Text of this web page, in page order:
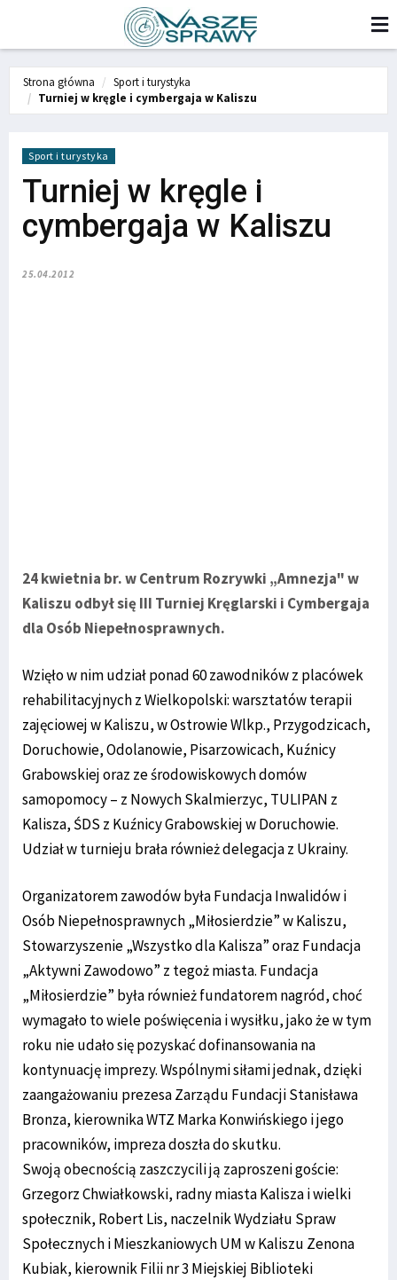
Strona główna
Sport i turystyka
Turniej w kręgle i cymbergaja w Kaliszu
Sport i turystyka
Turniej w kręgle i
cymbergaja w Kaliszu
25.04.2012
24 kwietnia br. w Centrum Rozrywki „Amnezja" w
Kaliszu odbył się III Turniej Kręglarski i Cymbergaja
dla Osób Niepełnosprawnych.
Wzięło w nim udział ponad 60 zawodników z placówek
rehabilitacyjnych z Wielkopolski: warsztatów terapii
zajęciowej w Kaliszu, w Ostrowie Wlkp., Przygodzicach,
Doruchowie, Odolanowie, Pisarzowicach, Kuźnicy
Grabowskiej oraz ze środowiskowych domów
samopomocy – z Nowych Skalmierzyc, TULIPAN z
Kalisza, ŚDS z Kuźnicy Grabowskiej w Doruchowie.
Udział w turnieju brała również delegacja z Ukrainy.
Organizatorem zawodów była Fundacja Inwalidów i
Osób Niepełnosprawnych „Miłosierdzie” w Kaliszu,
Stowarzyszenie „Wszystko dla Kalisza” oraz Fundacja
„Aktywni Zawodowo” z tegoż miasta. Fundacja
„Miłosierdzie” była również fundatorem nagród, choć
wymagało to wiele poświęcenia i wysiłku, jako że w tym
roku nie udało się pozyskać dofinansowania na
kontynuację imprezy. Wspólnymi siłami jednak, dzięki
zaangażowaniu prezesa Zarządu Fundacji Stanisława
Bronza, kierownika WTZ Marka Konwińskiego i jego
pracowników, impreza doszła do skutku.
Swoją obecnością zaszczycili ją zaproszeni goście:
Grzegorz Chwiałkowski, radny miasta Kalisza i wielki
społecznik, Robert Lis, naczelnik Wydziału Spraw
Społecznych i Mieszkaniowych UM w Kaliszu Zenona
Kubiak, kierownik Filii nr 3 Miejskiej Biblioteki